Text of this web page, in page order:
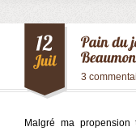
3
Malgré ma